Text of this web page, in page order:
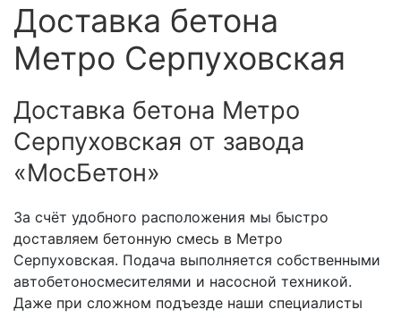
Доставка бетона
Метро Серпуховская
Доставка бетона Метро
Серпуховская от завода
«МосБетон»
За счёт удобного расположения мы быстро
доставляем бетонную смесь в Метро
Серпуховская. Подача выполняется собственными
автобетоносмесителями и насосной техникой.
Даже при сложном подъезде наши специалисты